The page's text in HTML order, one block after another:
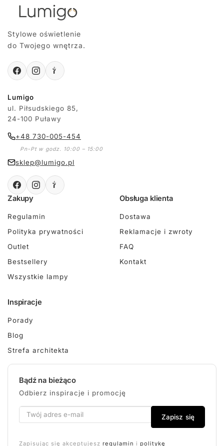
Stylowe oświetlenie
do Twojego wnętrza.
Lumigo
ul. Piłsudskiego 85,
24-100 Puławy
+48 730-005-454
Pn-Pt w godz. 10:00 – 15:00
sklep@lumigo.pl
Zakupy
Regulamin
Polityka prywatności
Outlet
Bestsellery
Wszystkie lampy
Obsługa klienta
Dostawa
Reklamacje i zwroty
FAQ
Kontakt
Inspiracje
Porady
Blog
Strefa architekta
Bądź na bieżąco
Odbierz inspiracje i promocję
Zapisz się
Zapisując się akceptujesz regulamin i politykę